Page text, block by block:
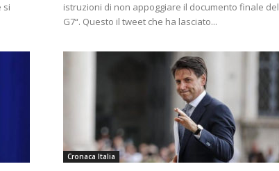
si
istruzioni di non appoggiare il documento finale del
G7“. Questo il tweet che ha lasciato...
Cronaca Italia